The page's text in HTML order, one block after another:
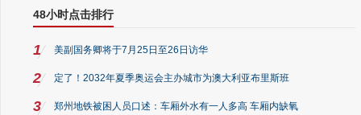
48小时点击排行
1 美副国务卿将于7月25日至26日访华
2 定了！2032年夏季奥运会主办城市为澳大利亚布里斯班
3 郑州地铁被困人员口述：车厢外水有一人多高 车厢内缺氧